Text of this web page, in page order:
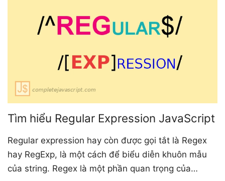
Tìm hiểu Regular Expression JavaScript
Regular expression hay còn được gọi tắt là Regex
hay RegExp, là một cách để biểu diễn khuôn mẫu
của string. Regex là một phần quan trọng của…